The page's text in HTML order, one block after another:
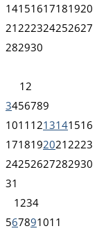
14151617181920
21 222324252627
282930
1 2
3456789
1011 1213141516
1718192021 2223
24252627282930
31
1 234
567891011